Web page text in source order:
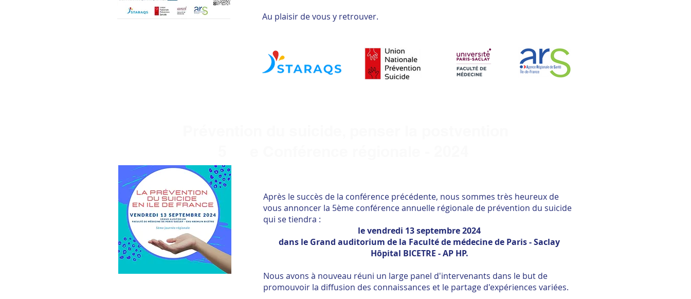
Au plaisir de vous y retrouver.
Après le succès de la conférence précédente, nous sommes très heureux de
vous annoncer la 5ème conférence annuelle régionale de prévention du suicide
qui se tiendra :
le vendredi 13 septembre 2024
dans le Grand auditorium de la Faculté de médecine de Paris - Saclay
Hôpital BICETRE - AP HP.
Nous avons à nouveau réuni un large panel d'intervenants dans le but de
promouvoir la diffusion des connaissances et le partage d'expériences variées.